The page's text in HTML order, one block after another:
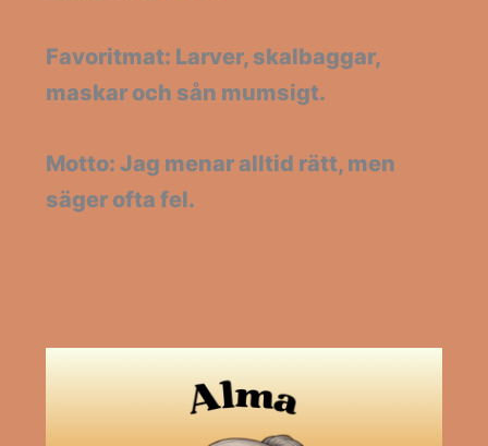
Favoritmat: Larver, skalbaggar,
maskar och sån mumsigt.
Motto: Jag menar alltid rätt, men
säger ofta fel.